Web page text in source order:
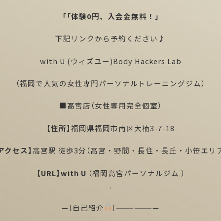
「「体験0円、入会金無料！」
下記リンクから予約ください♪
with U (ウィズユー)Body Hackers Lab
（福岡で人気の女性専門パーソナルトレーニングジム）
■高宮店（女性専用完全個室）
【住所】福岡県福岡市南区大楠3-7-18
クセス】 高宮駅 徒歩3分（高宮・野間・長住・長丘・小笹エリ
【URL】with U （福岡高宮パーソナルジム ）
.
—［自己紹介 ］———————